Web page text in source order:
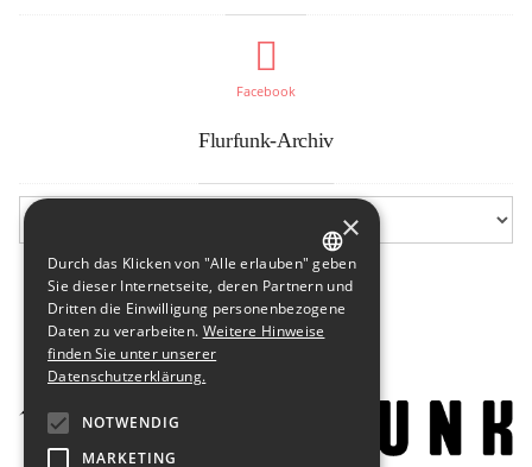
Facebook
Flurfunk-Archiv
GERMAN
ENGLISH
×
Durch das Klicken von "Alle erlauben" geben
Sie dieser Internetseite, deren Partnern und
Dritten die Einwilligung personenbezogene
Daten zu verarbeiten. Weitere Hinweise
finden Sie unter unserer
Datenschutzerklärung.
NOTWENDIG
MARKETING